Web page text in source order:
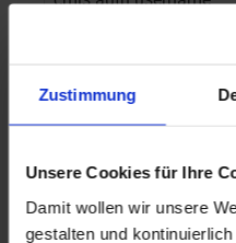
Zustimmung
Unsere Cookies für Ihre
Damit wollen wir unsere
gestalten und
mappings